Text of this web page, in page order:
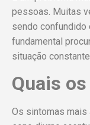
pessoas. Muitas
sendo confundido
fundamental
situação
Quais
Os sintomas mais